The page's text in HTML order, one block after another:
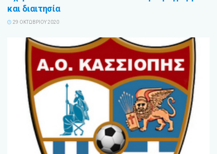
και διαιτησία
29 ΟΚΤΩΒΡΊΟΥ 2020